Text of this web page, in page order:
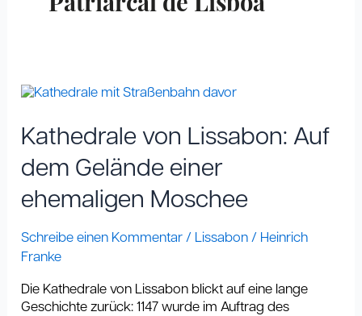
Patriarcal de Lisboa
Kathedrale von Lissabon: Auf
dem Gelände einer
ehemaligen Moschee
Schreibe einen Kommentar / Lissabon / Heinrich
Franke
Die Kathedrale von Lissabon blickt auf eine lange
Geschichte zurück: 1147 wurde im Auftrag des
Kathedrale
Lissabon:
Auf
dem
einer
Moschee